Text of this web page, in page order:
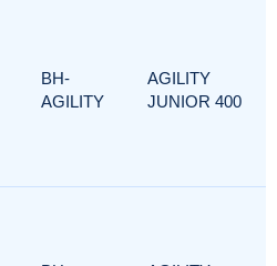
BH-
AGILITY
AGILITY
JUNIOR 400